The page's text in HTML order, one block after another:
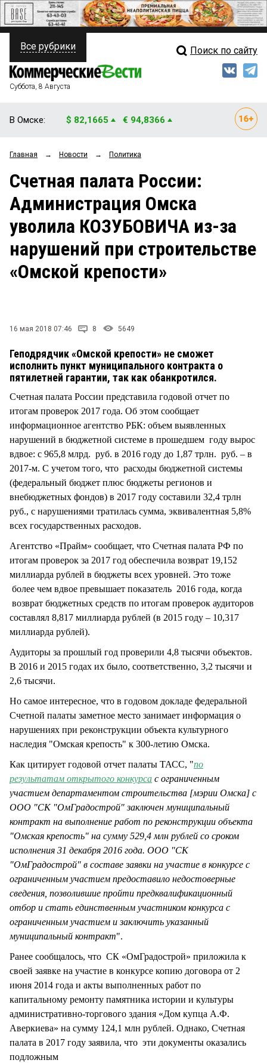
ПОЛИТИКА
ФИНАНСЫ
ОБЩЕСТВО
ЗАКОН
НОВОСТИ КОМПАНИЙ
СТИЛЬ ЖИЗНИ
Свежий выпуск
Рейтинги
Блоги
Архив
Все рубрики Поиск по сайту
Суббота, 8 Августа
В Омске: $ 82,1665 € 94,8366
Главная → Новости → Политика
Счетная палата России:
Администрация Омска
уволила КОЗУБОВИЧА из-за
нарушений при строительстве
«Омской крепости»
16 мая 2018 07:46 8 5649
Геподрядчик «Омской крепости» не сможет
исполнить пункт муниципального контракта о
пятилетней гарантии, так как обанкротился.
Счетная палата России представила годовой отчет по
итогам проверок 2017 года. Об этом сообщает
информационное агентство РБК: объем выявленных
нарушений в бюджетной системе в прошедшем году вырос
вдвое: с 965,8 млрд. руб. в 2016 году до 1,87 трлн. руб. – в
2017-м. С учетом того, что расходы бюджетной системы
(федеральный бюджет плюс бюджеты регионов и
внебюджетных фондов) в 2017 году составили 32,4 трлн
руб., с нарушениями тратилась сумма, эквивалентная 5,8%
всех государственных расходов.
Агентство «Прайм» сообщает, что Счетная палата РФ по
итогам проверок за 2017 год обеспечила возврат 19,152
миллиарда рублей в бюджеты всех уровней. Это тоже
более чем вдвое превышает показатель 2016 года, когда
возврат бюджетных средств по итогам проверок аудиторов
составлял 8,817 миллиарда рублей (в 2015 году – 10,317
миллиарда рублей).
Аудиторы за прошлый год проверили 4,8 тысячи объектов.
В 2016 и 2015 годах их было, соответственно, 3,2 тысячи и
2,6 тысячи.
Но самое интересное, что в годовом докладе федеральной
Счетной палаты заметное место занимает информация о
нарушениях при реконструкции объекта культурного
наследия "Омская крепость" к 300-летию Омска.
Как цитирует годовой отчет палаты ТАСС, "по
результатам открытого конкурса с ограниченным
участием департаментом строительства [мэрии Омска] с
ООО "СК "ОмГрадострой" заключен муниципальный
контракт на выполнение работ по реконструкции объекта
"Омская крепость" на сумму 529,4 млн рублей со сроком
исполнения 31 декабря 2016 года. ООО "СК
"ОмГрадострой" в составе заявки на участие в конкурсе с
ограниченным участием предоставило недостоверные
сведения, позволившие пройти предквалификационный
отбор и стать единственным участником конкурса с
ограниченным участием и заключить указанный
муниципальный контракт".
Ранее сообщалось, что СК «ОмГрадострой» приложила к
своей заявке на участие в конкурсе копию договора от 2
июня 2014 года и акты выполненных работ по
капитальному ремонту памятника истории и культуры
административно-торгового здания «Дом купца А.Ф.
Аверкиева» на сумму 124,1 млн рублей. Однако, Счетная
палата в 2017 году заявила, что эти документы оказались
подложным